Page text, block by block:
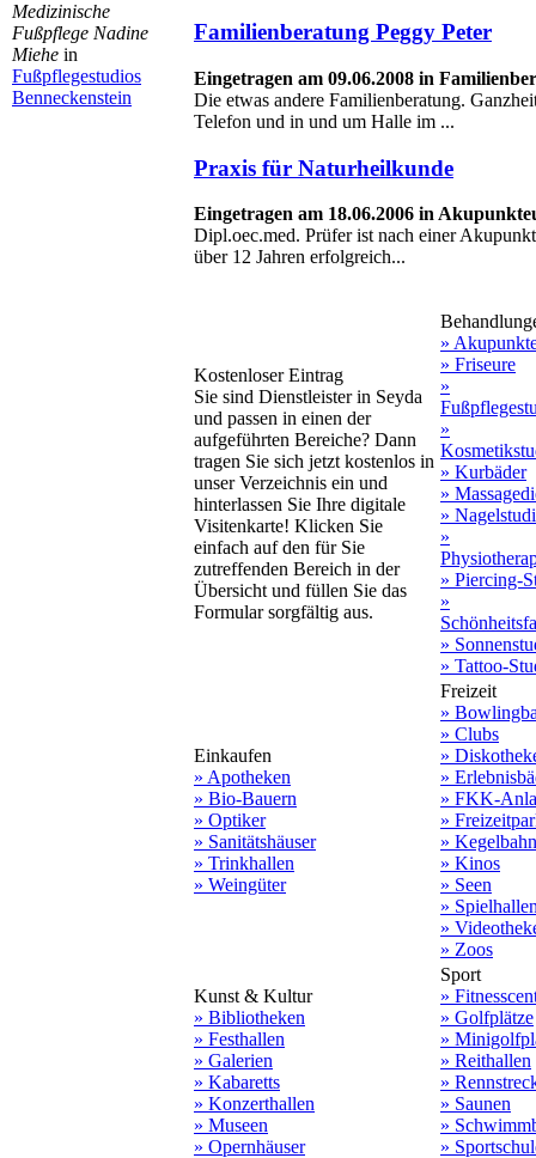
Medizinische
Fußpflege Nadine
Miehe in
Fußpflegestudios
Benneckenstein
Familienberatung Peggy Peter
Eingetragen am 09.06.2008 in
Die etwas andere Familienberatung.
Telefon und in und um Halle im ...
Praxis für Naturheilkunde
Eingetragen am 18.06.2006 in
Dipl.oec.med. Prüfer ist nach einer
über 12 Jahren erfolgreich...
Kostenloser Eintrag
Sie sind Dienstleister in Seyda
und passen in einen der
aufgeführten Bereiche? Dann
tragen Sie sich jetzt kostenlos in
unser Verzeichnis ein und
hinterlassen Sie Ihre digitale
Visitenkarte! Klicken Sie
einfach auf den für Sie
zutreffenden Bereich in der
Übersicht und füllen Sie das
Formular sorgfältig aus.
»
» Friseure
»
»
» Kurbäder
»
»
»
» Piercing-
»
»
» Tattoo-
Einkaufen
» Apotheken
» Bio-Bauern
» Optiker
» Sanitätshäuser
» Trinkhallen
» Weingüter
Freizeit
»
» Clubs
»
»
» FKK-
»
»
» Kinos
» Seen
»
»
» Zoos
Kunst & Kultur
» Bibliotheken
» Festhallen
» Galerien
» Kabaretts
» Konzerthallen
» Museen
» Opernhäuser
Sport
»
» Golfplätze
»
» Reithallen
»
» Saunen
»
»